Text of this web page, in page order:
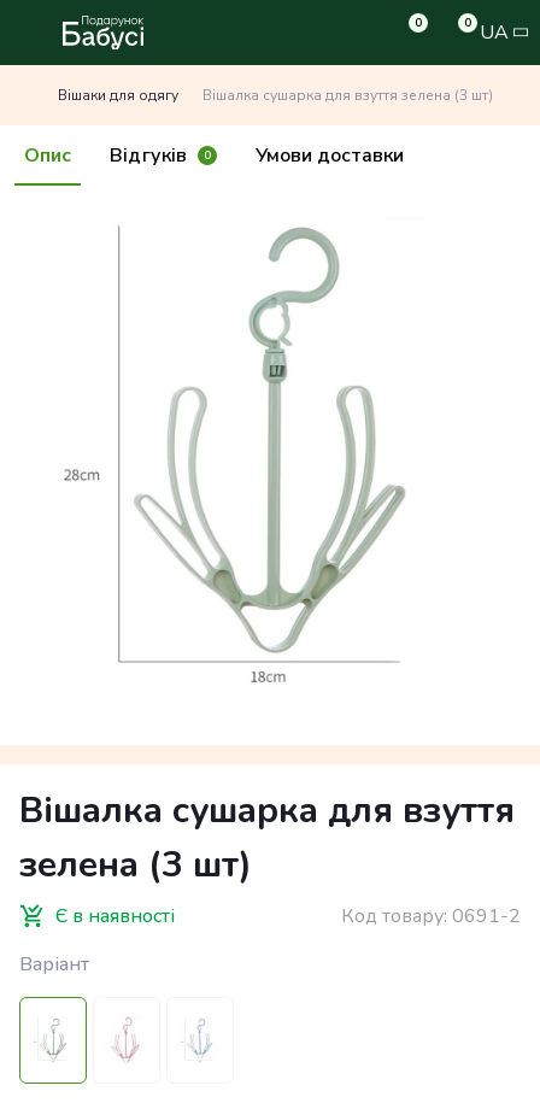
0 0 UA
Вішаки для одягу Вішалка сушарка для взуття зелена (3 шт)
Опис Відгуків 0 Умови доставки
Вішалка сушарка для взуття
зелена (3 шт)
Є в наявності Код товару: 0691-2
Варіант